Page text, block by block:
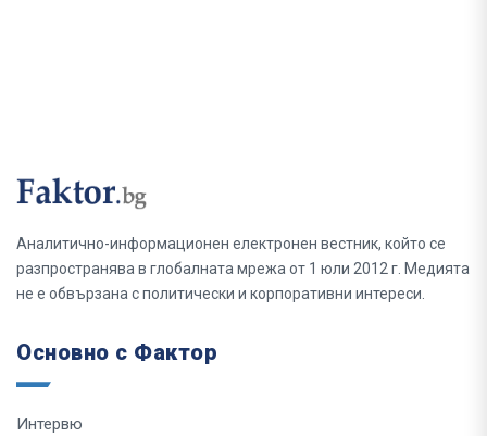
Аналитично-информационен електронен вестник, който се
разпространява в глобалната мрежа от 1 юли 2012 г. Медията
не е обвързана с политически и корпоративни интереси.
Основно с Фактор
Интервю